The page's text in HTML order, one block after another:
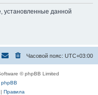
установленные данной
Часовой пояс: UTC+03:00
© phpBB Limited
phpBB
Правила